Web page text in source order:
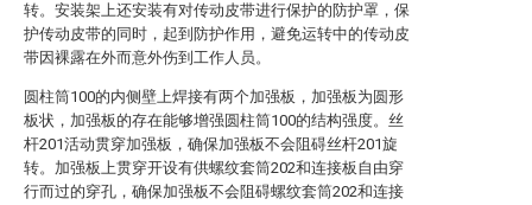
转。安装架上还安装有对传动皮带进行保护的防护罩，保
护传动皮带的同时，起到防护作用，避免运转中的传动皮
带因裸露在外而意外伤到工作人员。
圆柱筒100的内侧壁上焊接有两个加强板，加强板为圆形
板状，加强板的存在能够增强圆柱筒100的结构强度。丝
杆201活动贯穿加强板，确保加强板不会阻碍丝杆201旋
转。加强板上贯穿开设有供螺纹套筒202和连接板自由穿
行而过的穿孔，确保加强板不会阻碍螺纹套筒202和连接